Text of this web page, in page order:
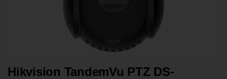
Hikvision TandemVu PTZ DS-